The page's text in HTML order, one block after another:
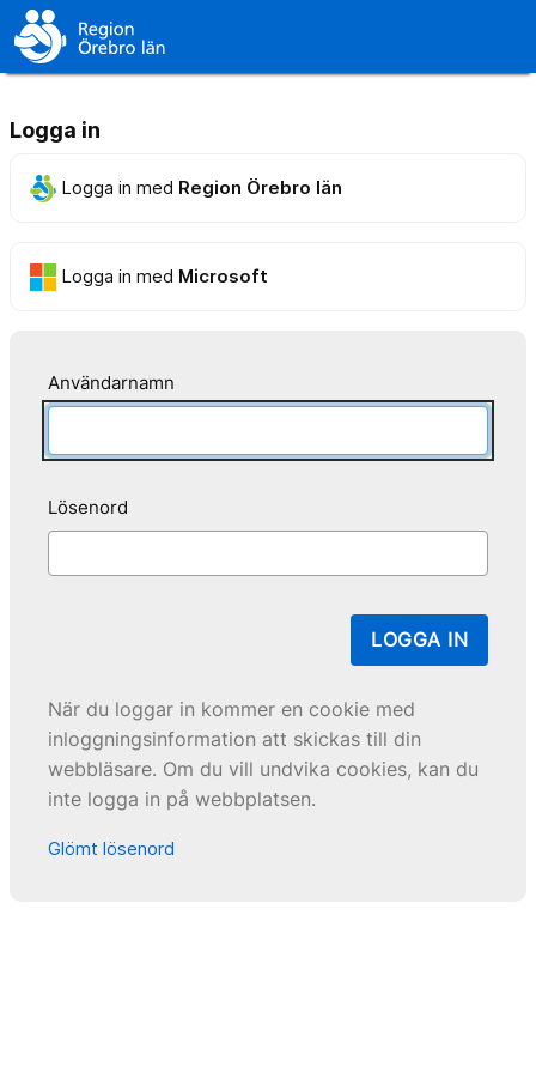
Logga in
Logga in med Region Örebro län
Logga in med Microsoft
Användarnamn
Lösenord
LOGGA IN
När du loggar in kommer en cookie med
inloggningsinformation att skickas till din
webbläsare. Om du vill undvika cookies, kan du
inte logga in på webbplatsen.
Glömt lösenord